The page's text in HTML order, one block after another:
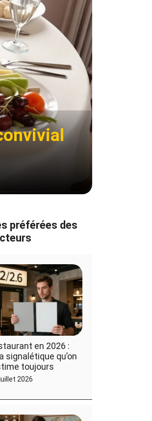
préférées des
en 2026 :
signalétique qu’on
toujours
2026